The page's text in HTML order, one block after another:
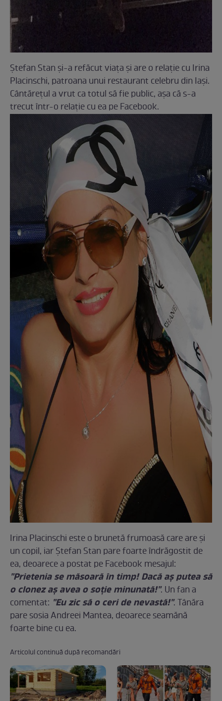
Ştefan Stan şi-a refăcut viaţa şi are o relaţie cu Irina
Placinschi, patroana unui restaurant celebru din Iaşi.
Cântăreţul a vrut ca totul să fie public, aşa că s-a
trecut într-o relaţie cu ea pe Facebook.
Irina Placinschi este o brunetă frumoasă care are şi
un copil, iar Ştefan Stan pare foarte îndrăgostit de
ea, deoarece a postat pe Facebook mesajul:
"Prietenia se măsoară în timp! Dacă aş putea să
o clonez aş avea o soţie minunată!". Un fan a
comentat: "Eu zic să o ceri de nevastă!". Tânăra
pare sosia Andreei Mantea, deoarece seamănă
foarte bine cu ea.
Articolul continuă după recomandări